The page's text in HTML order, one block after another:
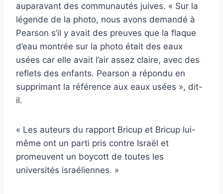
auparavant des communautés juives. « Sur la
légende de la photo, nous avons demandé à
Pearson s’il y avait des preuves que la flaque
d’eau montrée sur la photo était des eaux
usées car elle avait l’air assez claire, avec des
reflets des enfants. Pearson a répondu en
supprimant la référence aux eaux usées », dit-
il.
« Les auteurs du rapport Bricup et Bricup lui-
même ont un parti pris contre Israël et
promeuvent un boycott de toutes les
universités israéliennes. »